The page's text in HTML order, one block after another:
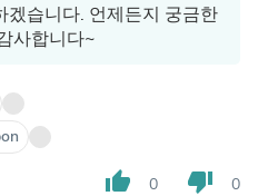
겠습니다. 언제든지 궁금한
사합니다~
thumb_up 0 thumb_down 0